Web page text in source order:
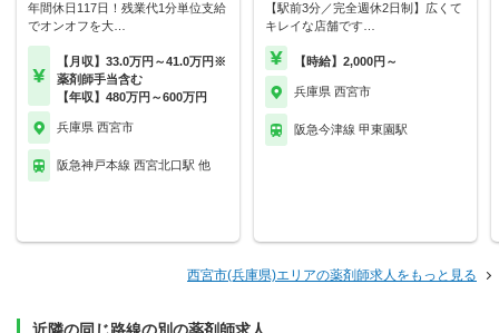
年間休日117日！残業代1分単位支給
でオンオフを大…
【月収】33.0万円～41.0万円※
薬剤師手当含む
【年収】480万円～600万円
兵庫県 西宮市
阪急神戸本線 西宮北口駅 他
【駅前3分／完全週休2日制】広くて
キレイな店舗です…
【時給】2,000円～
兵庫県 西宮市
阪急今津線 甲東園駅
西宮市(兵庫県)エリアの薬剤師求人をもっと見る